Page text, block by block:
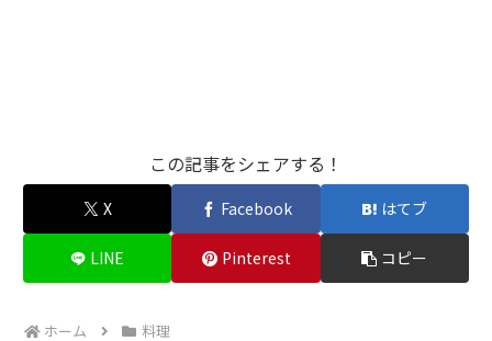
この記事をシェアする！
X Facebook はてブ
LINE Pinterest コピー
ホーム 料理